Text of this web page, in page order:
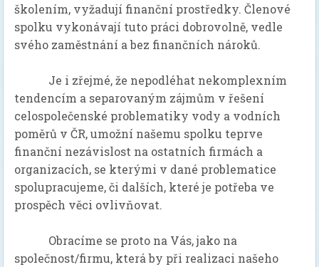
školením, vyžadují finanční prostředky. Členové
spolku vykonávají tuto práci dobrovolně, vedle
svého zaměstnání a bez finančních nároků.
Je i zřejmé, že nepodléhat nekomplexním
tendencím a separovaným zájmům v řešení
celospolečenské problematiky vody a vodních
poměrů v ČR, umožní našemu spolku teprve
finanční nezávislost na ostatních firmách a
organizacích, se kterými v dané problematice
spolupracujeme, či dalších, které je potřeba ve
prospěch věci ovlivňovat.
Obracíme se proto na Vás, jako na
společnost/firmu, která by při realizaci našeho